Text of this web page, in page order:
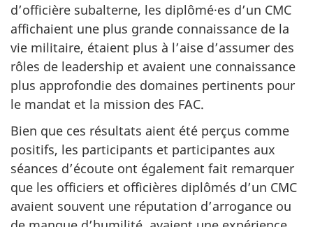
d’officière subalterne, les diplômé·es d’un CMC
affichaient une plus grande connaissance de la
vie militaire, étaient plus à l’aise d’assumer des
rôles de leadership et avaient une connaissance
plus approfondie des domaines pertinents pour
le mandat et la mission des FAC.
Bien que ces résultats aient été perçus comme
positifs, les participants et participantes aux
séances d’écoute ont également fait remarquer
que les officiers et officières diplômés d’un CMC
avaient souvent une réputation d’arrogance ou